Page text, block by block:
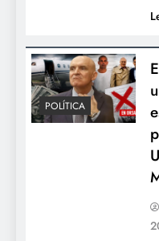
POLÍTICA